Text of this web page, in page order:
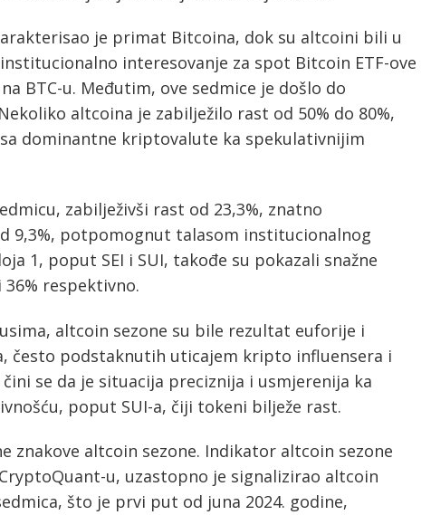
je primat Bitcoina, dok su altcoini bili u
interesovanje za spot Bitcoin ETF-ove
BTC-u. Međutim, ove sedmice je došlo do
altcoina je zabilježilo rast od 50% do 80%,
dominantne kriptovalute ka spekulativnijim
zabilježivši rast od 23,3%, znatno
9,3%, potpomognut talasom institucionalnog
1, poput SEI i SUI, takođe su pokazali snažne
respektivno.
altcoin sezone su bile rezultat euforije i
često podstaknutih uticajem kripto influensera i
se da je situacija preciznija i usmjerenija ka
poput SUI-a, čiji tokeni bilježe rast.
znakove altcoin sezone. Indikator altcoin sezone
u, uzastopno je signalizirao altcoin
što je prvi put od juna 2024. godine,